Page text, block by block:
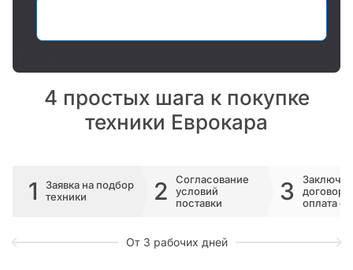
4 простых шага к покупке
техники Еврокара
1
Заявка на подбор
техники
2
Согласование
условий
поставки
3
договора
оплата
От 3 рабочих дней